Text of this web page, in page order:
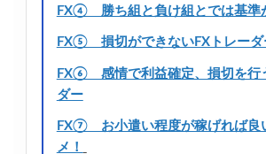
FX④ 勝ち組と負け組とでは基準
FX⑤ 損切ができないFXトレーダ
FX⑥ 感情で利益確定、損切を行
ダー
FX⑦ お小遣い程度が稼げれば良
メ！